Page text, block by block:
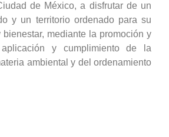
de México, a disfrutar de un
y un territorio ordenado para su
mediante la promoción y
y cumplimiento de la
ambiental y del ordenamiento